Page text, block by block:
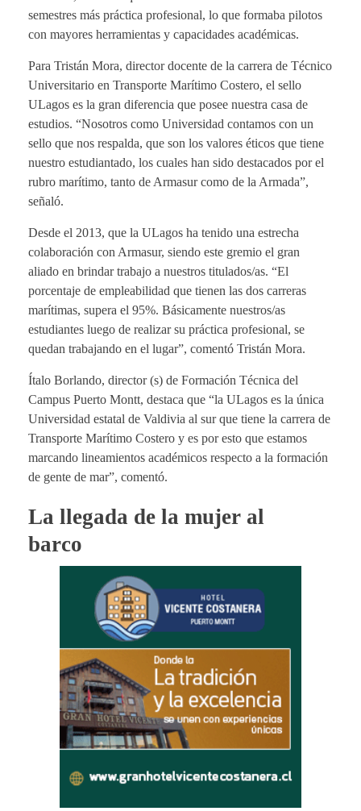
semestres más práctica profesional, lo que formaba pilotos
con mayores herramientas y capacidades académicas.
Para Tristán Mora, director docente de la carrera de Técnico
Universitario en Transporte Marítimo Costero, el sello
ULagos es la gran diferencia que posee nuestra casa de
estudios. “Nosotros como Universidad contamos con un
sello que nos respalda, que son los valores éticos que tiene
nuestro estudiantado, los cuales han sido destacados por el
rubro marítimo, tanto de Armasur como de la Armada”,
señaló.
Desde el 2013, que la ULagos ha tenido una estrecha
colaboración con Armasur, siendo este gremio el gran
aliado en brindar trabajo a nuestros titulados/as. “El
porcentaje de empleabilidad que tienen las dos carreras
marítimas, supera el 95%. Básicamente nuestros/as
estudiantes luego de realizar su práctica profesional, se
quedan trabajando en el lugar”, comentó Tristán Mora.
Ítalo Borlando, director (s) de Formación Técnica del
Campus Puerto Montt, destaca que “la ULagos es la única
Universidad estatal de Valdivia al sur que tiene la carrera de
Transporte Marítimo Costero y es por esto que estamos
marcando lineamientos académicos respecto a la formación
de gente de mar”, comentó.
La llegada de la mujer al
barco